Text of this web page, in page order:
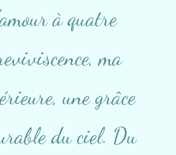
à quatre
ma
une grâce
du ciel. Du